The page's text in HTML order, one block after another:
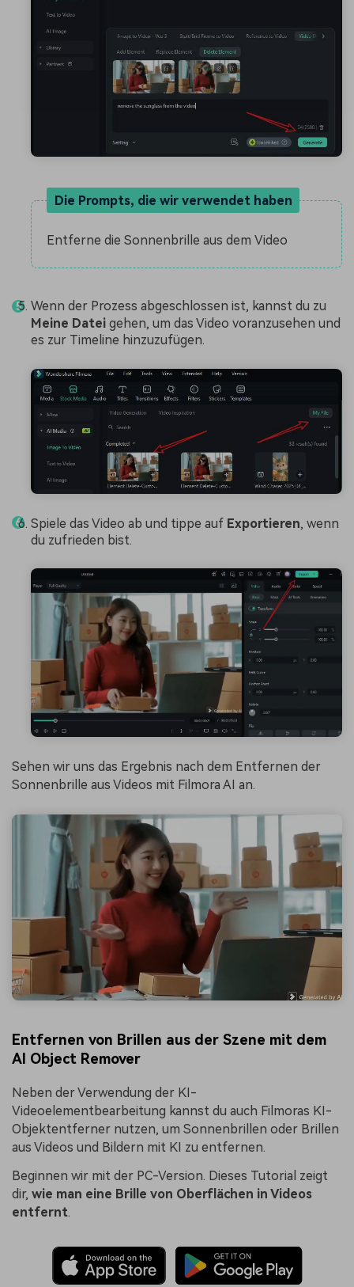
Die Prompts, die wir verwendet haben
Entferne die Sonnenbrille aus dem Video
Wenn der Prozess abgeschlossen ist, kannst du zu
Meine Datei gehen, um das Video voranzusehen und
es zur Timeline hinzuzufügen.
Spiele das Video ab und tippe auf Exportieren, wenn
du zufrieden bist.
Sehen wir uns das Ergebnis nach dem Entfernen der
Sonnenbrille aus Videos mit Filmora AI an.
Entfernen von Brillen aus der Szene mit dem
AI Object Remover
Neben der Verwendung der KI-
Videoelementbearbeitung kannst du auch Filmoras KI-
Objektentferner nutzen, um Sonnenbrillen oder Brillen
aus Videos und Bildern mit KI zu entfernen.
Beginnen wir mit der PC-Version. Dieses Tutorial zeigt
dir, wie man eine Brille von Oberflächen in Videos
entfernt.